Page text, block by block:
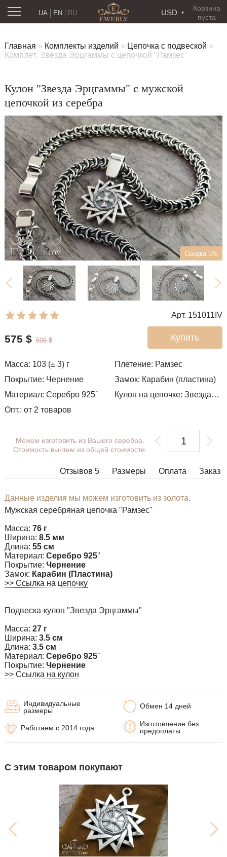
Корзина
пуста
USD
RU
UA EN
Главная » Комплекты изделий » Цепочка с подвеской »
Комплет: Звезда Эрцгаммы с цепочкой "Рамзес"
Кулон "Звезда Эрцгаммы" с мужской
цепочкой из серебра
Скидка 5%
Арт. 151011IV
Купить
575 $ 606 $
Масса: 103 (± 3) г Плетение: Рамзес
Покрытие: Чернение
Замок: Карабин (пластина)
Материал: Серебро 925 ̊
Кулон на цепочке: Звезда Эрцгаммы
Опт.: от 2 товаров
Можем изготовить из Вашего серебра.
Стоимость вычтем из общей стоимости.
Отзывов 5 Заказ
Оплата
Размеры
Данные изделия мы можем изготовить из золота.
Мужская серебряная цепочка "Рамзес"
Масса: 76 г
Ширина: 8.5 мм
Длина: 55 см
Материал: Серебро 925 ̊
Покрытие: Чернение
Замок: Карабин (Пластина)
>> Ссылка на цепочку
Подвеска-кулон "Звезда Эрцгаммы"
Масса: 27 г
Ширина: 3.5 см
Длина: 3.5 см
Материал: Серебро 925 ̊
Покрытие: Чернение
>> Ссылка на кулон
Обмен 14 дней
Изготовление без
предоплаты
Индивидуальные
размеры
Работаем с 2014 года
С этим товаром покупают